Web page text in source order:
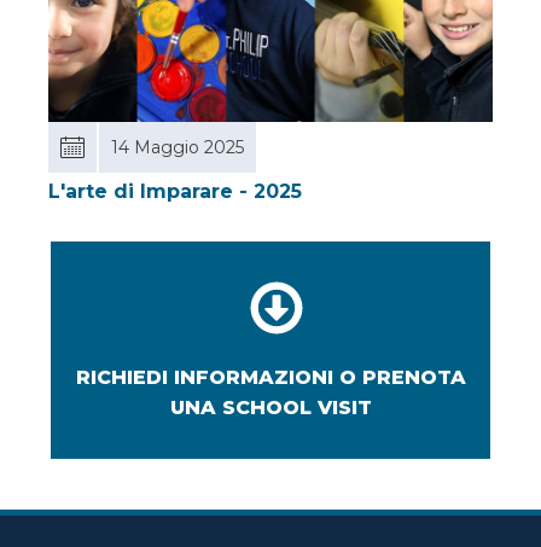
14 Maggio 2025
L'arte di Imparare - 2025
RICHIEDI INFORMAZIONI O PRENOTA
UNA SCHOOL VISIT